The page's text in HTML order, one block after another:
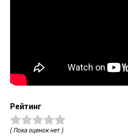
Рейтинг
( Пока оценок нет )